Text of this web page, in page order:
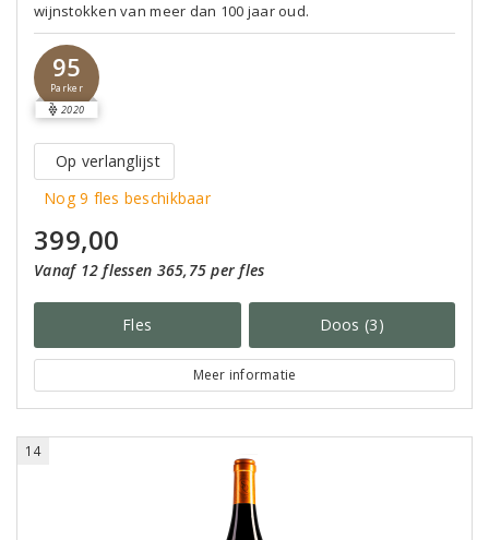
wijnstokken van meer dan 100 jaar oud.
95
Parker
2020
Op verlanglijst
Nog 9 fles beschikbaar
399,00
Vanaf 12 flessen 365,75 per fles
Fles Doos (3)
Meer informatie
14